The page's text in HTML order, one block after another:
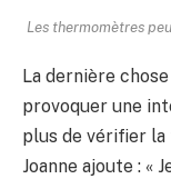
Les thermomètres
La dernière
provoquer une
plus de vérifier
Joanne ajoute : «